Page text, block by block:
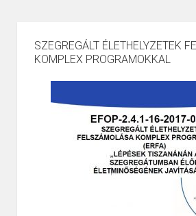
SZEGREGÁLT ÉLETHELYZETEK
KOMPLEX PROGRAMOKKAL